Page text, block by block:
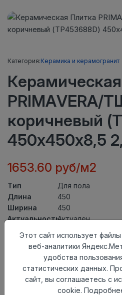
Категория:Керамика и керамогранит
PRIMAVERA/
коричневый
450х450х8,5
1653.60 руб/м2
Тип
Для пола
Длина
450
Ширина
450
АктуальностьАктуален
группа
Керамическая
Толщина
8,5
Поверхность матовая
Страна
происхождения
Киргизия
Этот сайт использует
веб-аналитики
удобства
статистических данных.
сайт, вы соглашаетесь с
cookie.